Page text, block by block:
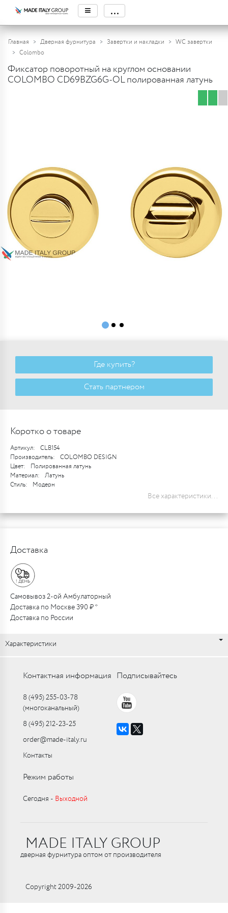
≡ ...
Главная Дверная фурнитура Завертки и накладки
WC завертки
Colombo
Фиксатор поворотный на круглом основании
COLOMBO CD69BZG6G-OL полированная латунь
Где купить?
Стать партнером
Коротко о товаре
Артикул:
CLB154
Производитель:
COLOMBO DESIGN
Цвет:
Полированная латунь
Материал:
Латунь
Стиль:
Модерн
Все характеристики...
Доставка
Самовывоз 2-ой Амбулаторный
Доставка по Москве 390 ₽ *
Доставка по России
Характеристики
Контактная информация
8 (495) 255-03-78
(многоканальный)
8 (495) 212-23-25
order@made-italy.ru
Контакты
Подписывайтесь
Режим работы
Сегодня ‑ Выходной
MADE ITALY GROUP
дверная фурнитура оптом от производителя
Copyright 2009-2026